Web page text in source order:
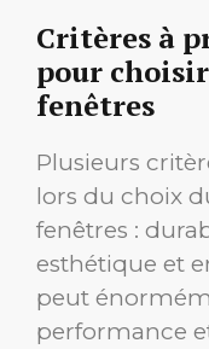
Critères à
pour
fenêtres
Plusieurs
lors du choix
fenêtres :
esthétique et
peut
performance